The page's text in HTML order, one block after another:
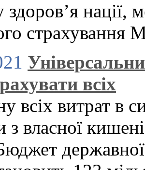
здоров’я нації,
страхування
всіх
всіх витрат в
з власної
державної